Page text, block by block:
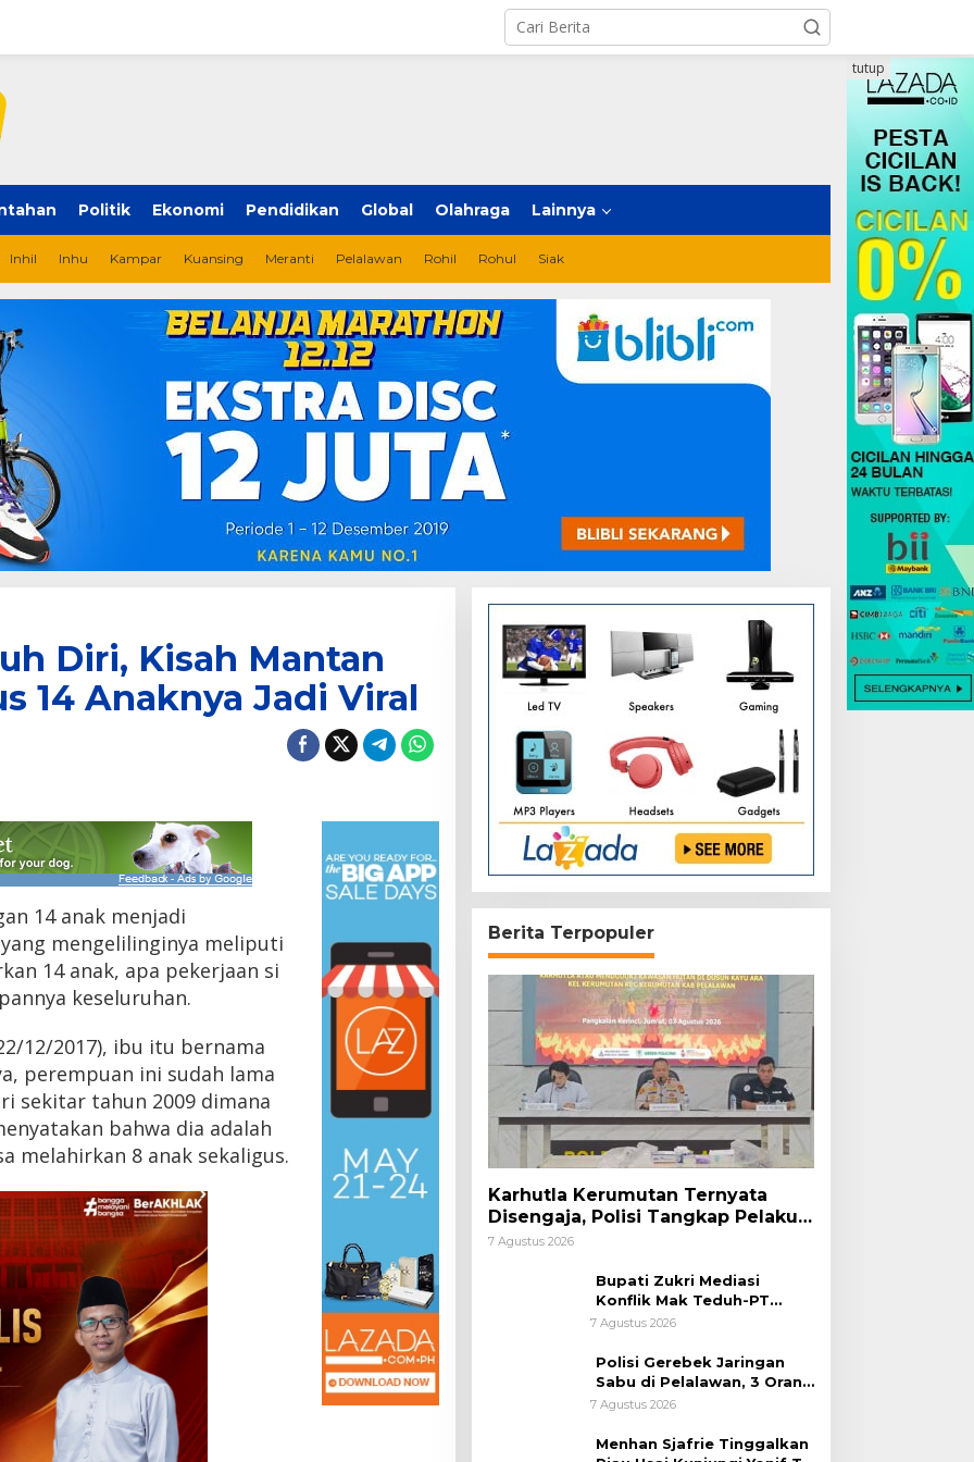
Politik Ekonomi Pendidikan Global Olahraga Lainnya
Inhil Inhu Kampar Kuansing Meranti Pelalawan Rohil Rohul Siak
tutup
Diri, Kisah Mantan
14 Anaknya Jadi Viral
14 anak menjadi
mengelilinginya meliputi
14 anak, apa pekerjaan si
keseluruhan.
12/2017), ibu itu bernama
perempuan ini sudah lama
sekitar tahun 2009 dimana
bahwa dia adalah
melahirkan 8 anak sekaligus.
Berita Terpopuler
Karhutla Kerumutan Ternyata
Disengaja, Polisi Tangkap Pelaku
Pembakar Lahan
7 Agustus 2026
Bupati Zukri Mediasi
Konflik Mak Teduh-PT
Arara Abadi, Ini Hasilnya
7 Agustus 2026
Polisi Gerebek Jaringan
Sabu di Pelalawan, 3 Orang
Ditangkap
7 Agustus 2026
Menhan Sjafrie Tinggalkan